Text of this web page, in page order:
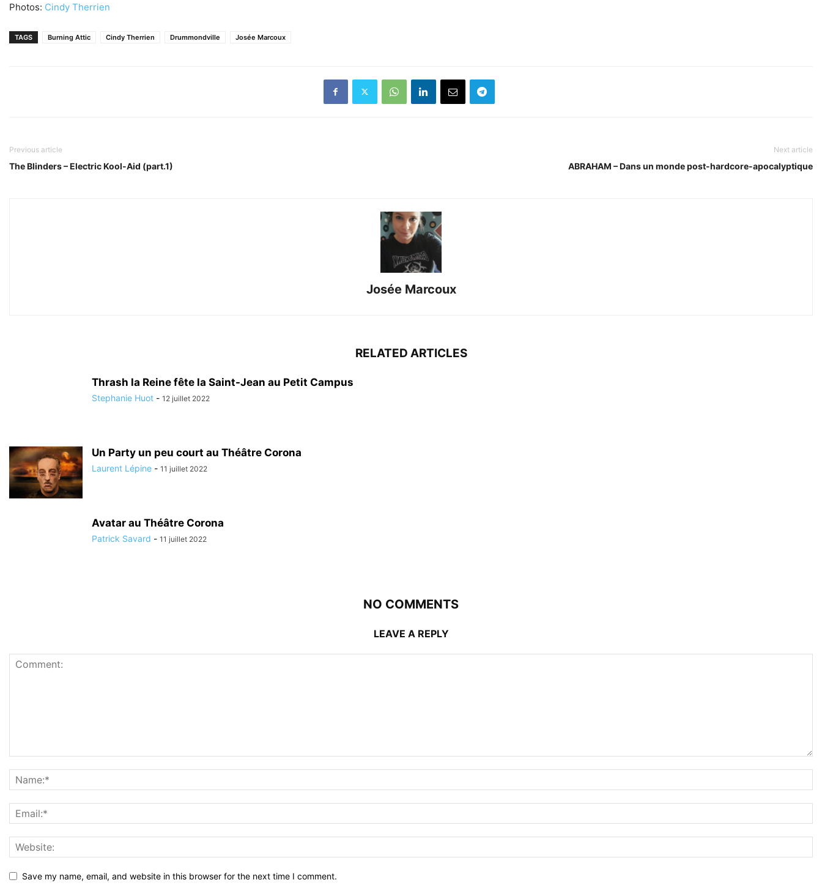
Photos: Cindy Therrien
TAGS Burning Attic Cindy Therrien Drummondville Josée Marcoux
Previous article
The Blinders – Electric Kool-Aid (part.1)
Next article
ABRAHAM – Dans un monde post-hardcore-apocalyptique
Josée Marcoux
RELATED ARTICLES
Thrash la Reine fête la Saint-Jean au Petit Campus
Stephanie Huot - 12 juillet 2022
Un Party un peu court au Théâtre Corona
Laurent Lépine - 11 juillet 2022
Avatar au Théâtre Corona
Patrick Savard - 11 juillet 2022
NO COMMENTS
LEAVE A REPLY
Save my name, email, and website in this browser for the next time I comment.